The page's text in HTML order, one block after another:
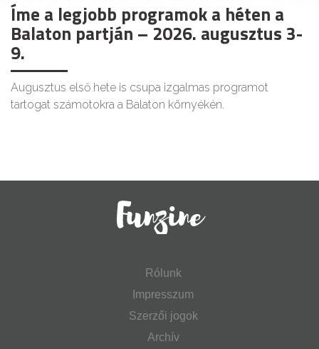
Íme a legjobb programok a héten a
Balaton partján – 2026. augusztus 3-
9.
Augusztus első hete is csupa izgalmas programot
tartogat számotokra a Balaton környékén.
Rólunk
Impresszum
Szerzői jogok
Archív